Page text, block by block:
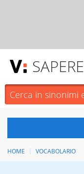
SAPERE
HOME VOCABOLARIO